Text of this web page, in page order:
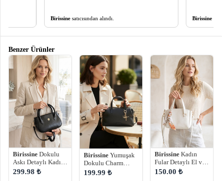
Birissinesatıcısından alındı. Birissine
Benzer Ürünler
Birissine Dokulu
Askı Detaylı Kadın
Omuz Çantası
299.98 ₺
Birissine Yumuşak
Dokulu Charm
Detaylı Kadın
199.99 ₺
Birissine Kadın
Fular Detaylı El ve
Omuz Çantası
150.00 ₺